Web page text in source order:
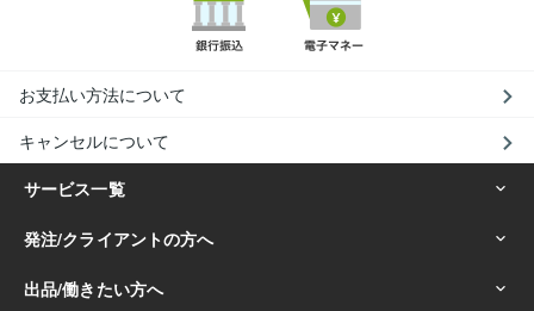
お支払い方法について
キャンセルについて